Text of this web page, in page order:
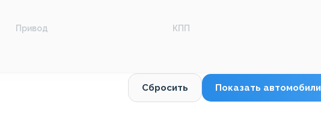
Привод КПП
Сбросить Показать автомобили